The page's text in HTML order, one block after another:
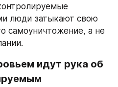
люди затыкают свою
самоуничтожение, а не
идут рука об